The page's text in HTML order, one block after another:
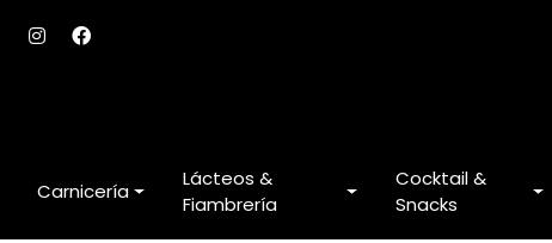
Carnicería
Lácteos &
Fiambrería
Cocktail &
Snacks